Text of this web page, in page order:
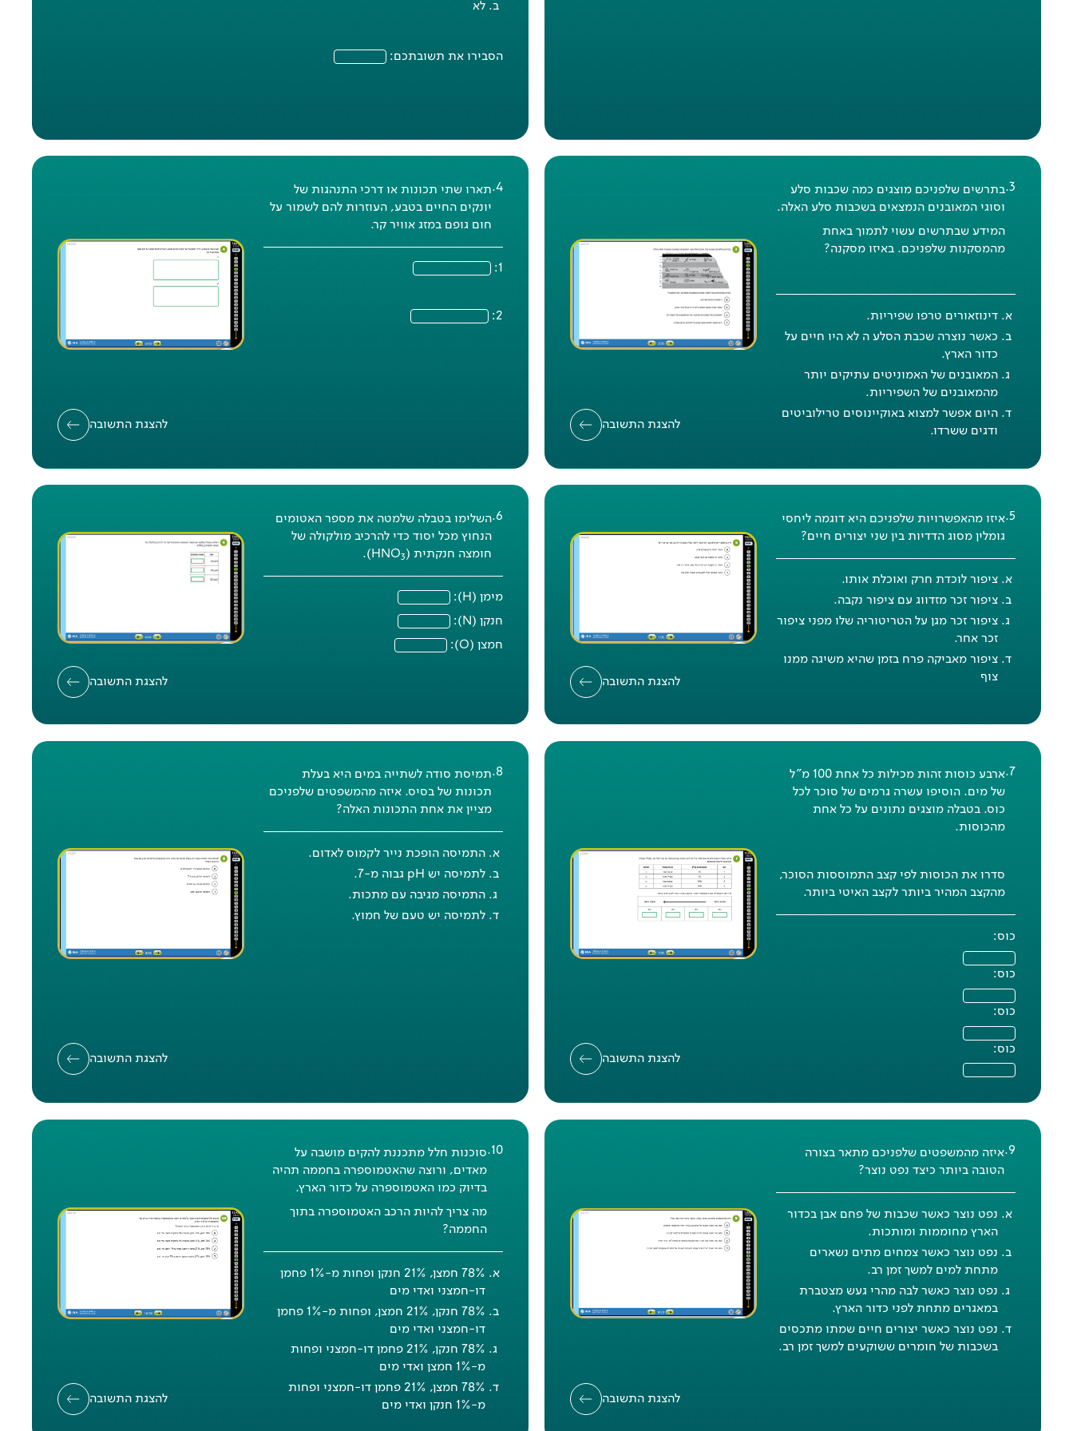
לא
הסבירו את תשובתכם:
3
.בתרשים שלפניכם מוצגים כמה שכבות סלע
וסוגי המאובנים הנמצאים בשכבות סלע האלה.
המידע שבתרשים עשוי לתמוך באחת
מהמסקנות שלפניכם. באיזו מסקנה?
דינוזאורים טרפו שפיריות.
כאשר נוצרה שכבת הסלע ה לא היו חיים על
כדור הארץ.
המאובנים של האמוניטים עתיקים יותר
מהמאובנים של השפיריות.
היום אפשר למצוא באוקיינוסים טרילוביטים
ודגים ששרדו.
אחוז הצלחהדוברי עברית
אחוז הצלחהבמדינות המשתתפות
להצגת התשובה
4
.תארו שתי תכונות או דרכי התנהגות של
יונקים החיים בטבע, העוזרות להם לשמור על
חום גופם במזג אוויר קר.
1:
2:
להצגת התשובה
5
.איזו מהאפשרויות שלפניכם היא דוגמה ליחסי
גומלין מסוג הדדיות בין שני יצורים חיים?
ציפור לוכדת חרק ואוכלת אותו.
ציפור זכר מזדווג עם ציפור נקבה.
ציפור זכר מגן על הטריטוריה שלו מפני ציפור
זכר אחר.
ציפור מאביקה פרח בזמן שהיא משיגה ממנו
צוף
אחוז הצלחהבישראל: 42%
אחוז הצלחה דוברי עברית: 46%
אחוז הצלחהבמדינות המשתתפות
33%
להצגת התשובה
6
.השלימו בטבלה שלמטה את מספר האטומים
הנחוץ מכל יסוד כדי להרכיב מולקולה של
חומצה חנקתית (HNO3
).
מימן (H):
חנקן (N):
חמצן (O):
להצגת התשובה
7
.
ארבע כוסות זהות מכילות כל אחת 100 מ"ל
של מים. הוסיפו עשרה גרמים של סוכר לכל
כוס. בטבלה מוצגים נתונים על כל אחת
מהכוסות.
סדרו את הכוסות לפי קצב התמוססות הסוכר,
מהקצב המהיר ביותר לקצב האיטי ביותר.
כוס:
כוס:
כוס:
כוס:
תשובה נכונה (מימין לשמאל): כוס
אחוז הצלחה בישראל: 43%
אחוז הצלחהדוברי עברית : 46%
אחוז הצלחהדוברי ערבית: 33%
להצגת התשובה
8
.תמיסת סודה לשתייה במים היא בעלת
תכונות של בסיס. איזה מהמשפטים שלפניכם
מציין את אחת התכונות האלה?
התמיסה הופכת נייר לקמוס לאדום.
לתמיסה יש pH גבוה מ-7.
התמיסה מגיבה עם מתכות.
לתמיסה יש טעם של חמוץ.
להצגת התשובה
9
.איזה מהמשפטים שלפניכם מתאר בצורה
הטובה ביותר כיצד נפט נוצר?
נפט נוצר כאשר שכבות של פחם אבן בכדור
הארץ מחוממות ומותכות.
נפט נוצר כאשר צמחים מתים נשארים
מתחת למים למשך זמן רב.
נפט נוצר כאשר לבה מהרי געש מצטברת
במאגרים מתחת לפני כדור הארץ.
נפט נוצר כאשר יצורים חיים שמתו מתכסים
בשכבות של חומרים ששוקעים למשך זמן רב.
אחוז הצלחה
אחוז הצלחהדוברי ערבית: 28%
אחוז הצלחהבמדינות המשתתפות
39%
להצגת התשובה
10
.סוכנות חלל מתכננת להקים מושבה על
מאדים, ורוצה שהאטמוספרה בחממה תהיה
בדיוק כמו האטמוספרה על כדור הארץ.
מה צריך להיות הרכב האטמוספרה בתוך
החממה?
78% חמצן, 21% חנקן ופחות מ-1% פחמן
דו-חמצני ואדי מים
78% חנקן, 21% חמצן, ופחות מ-1% פחמן
דו-חמצני ואדי מים
78% חנקן, 21% פחמן דו-חמצני ופחות
מ-1% חמצן ואדי מים
78% חמצן, 21% פחמן דו-חמצני ופחות
מ-1% חנקן ואדי מים
להצגת התשובה